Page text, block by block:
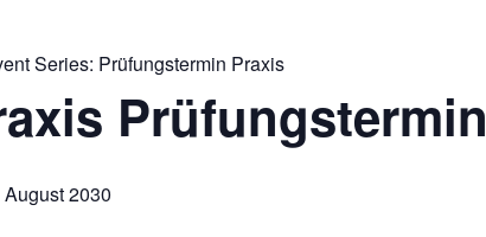
Series: Prüfungstermin Praxis
Prüfungstermin
August 2030